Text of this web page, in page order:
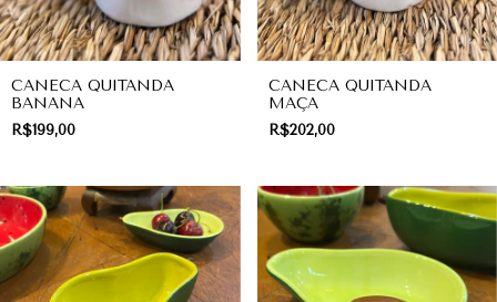
CANECA QUITANDA
BANANA
R$199,00
CANECA QUITANDA
MAÇA
R$202,00